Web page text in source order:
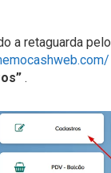
a retaguarda pelo
.